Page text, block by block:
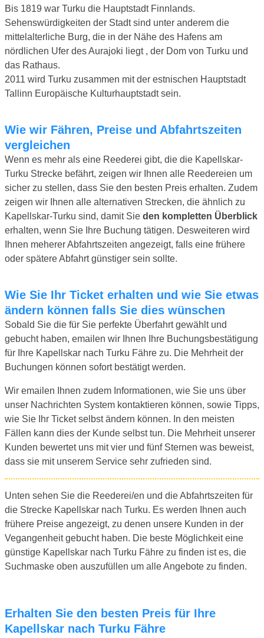
Bis 1819 war Turku die Hauptstadt Finnlands.
Sehenswürdigkeiten der Stadt sind unter anderem die
mittelalterliche Burg, die in der Nähe des Hafens am
nördlichen Ufer des Aurajoki liegt , der Dom von Turku und
das Rathaus.
2011 wird Turku zusammen mit der estnischen Hauptstadt
Tallinn Europäische Kulturhauptstadt sein.
Wie wir Fähren, Preise und Abfahrtszeiten
vergleichen
Wenn es mehr als eine Reederei gibt, die die Kapellskar-
Turku Strecke befährt, zeigen wir Ihnen alle Reedereien um
sicher zu stellen, dass Sie den besten Preis erhalten. Zudem
zeigen wir Ihnen alle alternativen Strecken, die ähnlich zu
Kapellskar-Turku sind, damit Sie den kompletten Überblick
erhalten, wenn Sie Ihre Buchung tätigen. Desweiteren wird
Ihnen meherer Abfahrtszeiten angezeigt, falls eine frühere
oder spätere Abfahrt günstiger sein sollte.
Wie Sie Ihr Ticket erhalten und wie Sie etwas
ändern können falls Sie dies wünschen
Sobald Sie die für Sie perfekte Überfahrt gewählt und
gebucht haben, emailen wir Ihnen Ihre Buchungsbestätigung
für Ihre Kapellskar nach Turku Fähre zu. Die Mehrheit der
Buchungen können sofort bestätigt werden.
Wir emailen Ihnen zudem Informationen, wie Sie uns über
unser Nachrichten System kontaktieren können, sowie Tipps,
wie Sie Ihr Ticket selbst ändern können. In den meisten
Fällen kann dies der Kunde selbst tun. Die Mehrheit unserer
Kunden bewertet uns mit vier und fünf Sternen was beweist,
dass sie mit unserem Service sehr zufrieden sind.
Unten sehen Sie die Reederei/en und die Abfahrtszeiten für
die Strecke Kapellskar nach Turku. Es werden Ihnen auch
frühere Preise angezeigt, zu denen unsere Kunden in der
Vegangenheit gebucht haben. Die beste Möglichkeit eine
günstige Kapellskar nach Turku Fähre zu finden ist es, die
Suchmaske oben auszufüllen um alle Angebote zu finden.
Erhalten Sie den besten Preis für Ihre
Kapellskar nach Turku Fähre